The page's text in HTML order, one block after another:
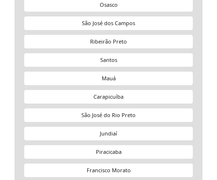
Osasco
São José dos Campos
Ribeirão Preto
Santos
Mauá
Carapicuíba
São José do Rio Preto
Jundiaí
Piracicaba
Francisco Morato